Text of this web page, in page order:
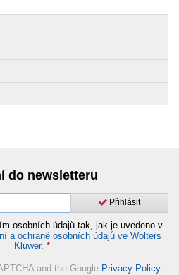
do newsletteru
Přihlásit
osobních údajů tak, jak je uvedeno v
a ochraně osobních údajů ve Wolters
Kluwer. *
and the Google Privacy Policy